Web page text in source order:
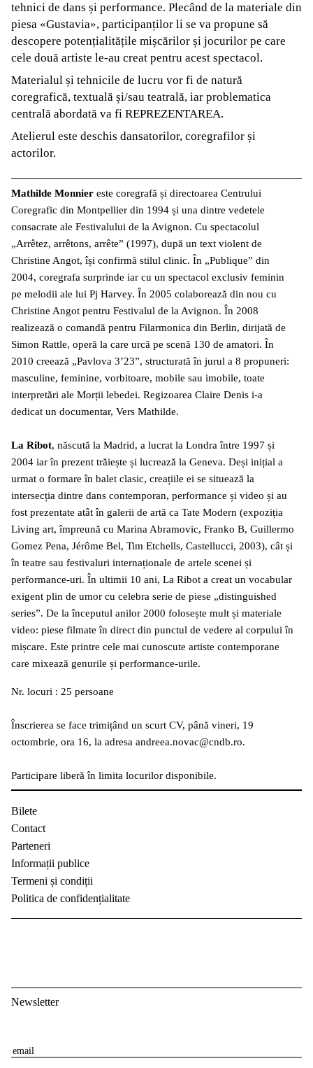
tehnici de dans și performance. Plecând de la materiale din
piesa «Gustavia», participanților li se va propune să
descopere potențialitățile mișcărilor și jocurilor pe care
cele două artiste le-au creat pentru acest spectacol.
Materialul și tehnicile de lucru vor fi de natură
coregrafică, textuală și/sau teatrală, iar problematica
centrală abordată va fi REPREZENTAREA.
Atelierul este deschis dansatorilor, coregrafilor și
actorilor.
Mathilde Monnier este coregrafă și directoarea Centrului
Coregrafic din Montpellier din 1994 și una dintre vedetele
consacrate ale Festivalului de la Avignon. Cu spectacolul
„Arrêtez, arrêtons, arrête” (1997), după un text violent de
Christine Angot, își confirmă stilul clinic. În „Publique” din
2004, coregrafa surprinde iar cu un spectacol exclusiv feminin
pe melodii ale lui Pj Harvey. În 2005 colaborează din nou cu
Christine Angot pentru Festivalul de la Avignon. În 2008
realizează o comandă pentru Filarmonica din Berlin, dirijată de
Simon Rattle, operă la care urcă pe scenă 130 de amatori. În
2010 creează „Pavlova 3’23”, structurată în jurul a 8 propuneri:
masculine, feminine, vorbitoare, mobile sau imobile, toate
interpretări ale Morții lebedei. Regizoarea Claire Denis i-a
dedicat un documentar, Vers Mathilde.
La Ribot, născută la Madrid, a lucrat la Londra între 1997 și
2004 iar în prezent trăiește și lucrează la Geneva. Deși inițial a
urmat o formare în balet clasic, creațiile ei se situează la
intersecția dintre dans contemporan, performance și video și au
fost prezentate atât în galerii de artă ca Tate Modern (expoziția
Living art, împreună cu Marina Abramovic, Franko B, Guillermo
Gomez Pena, Jérôme Bel, Tim Etchells, Castellucci, 2003), cât și
în teatre sau festivaluri internaționale de artele scenei și
performance-uri. În ultimii 10 ani, La Ribot a creat un vocabular
exigent plin de umor cu celebra serie de piese „distinguished
series”. De la începutul anilor 2000 folosește mult și materiale
video: piese filmate în direct din punctul de vedere al corpului în
mișcare. Este printre cele mai cunoscute artiste contemporane
care mixează genurile și performance-urile.
Nr. locuri : 25 persoane
Înscrierea se face trimițând un scurt CV, până vineri, 19
octombrie, ora 16, la adresa andreea.novac@cndb.ro.
Participare liberă în limita locurilor disponibile.
Bilete
Contact
Parteneri
Informații publice
Termeni și condiții
Politica de confidențialitate
Newsletter
E